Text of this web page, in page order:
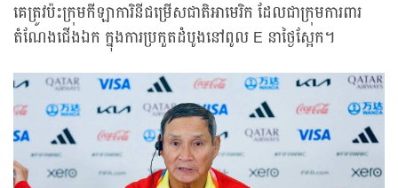
គេត្រូវប៉ះក្រុមកីឡាការិនីជម្រើសជាតិអាមេរិក ដែលជាក្រុមការពារ
តំណែងជើងឯក ក្នុងការប្រកួតដំបូងនៅពូល E នាថ្ងៃស្អែក។